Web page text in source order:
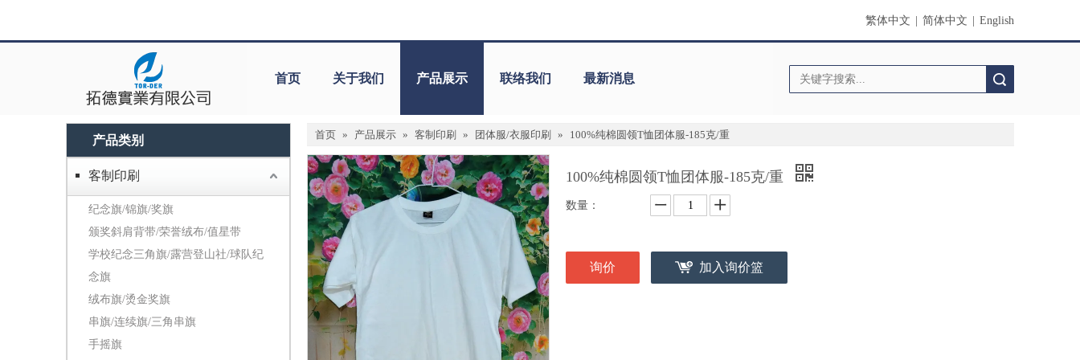
繁体中文 简体中文 English
首页 关于我们 产品展示 联络我们 最新消息
产品类别
客制印刷
纪念旗/锦旗/奖旗
颁奖斜肩背带/荣誉绒布/值星带
学校纪念三角旗/露营登山社/球队纪
念旗
绒布旗/烫金奖旗
串旗/连续旗/三角串旗
手摇旗
首页 » 产品展示 » 客制印刷 » 团体服/衣服印刷 » 100%纯棉圆领T恤团体服-185克/重
100%纯棉圆领T恤团体服-185克/重
数量：
询价 加入询价篮